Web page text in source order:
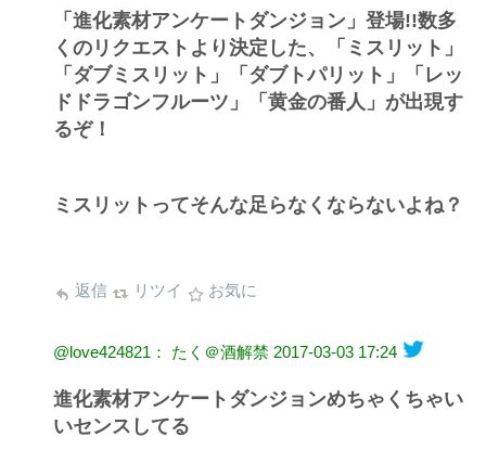
「進化素材アンケートダンジョン」登場!!数多
くのリクエストより決定した、「ミスリット」
「ダブミスリット」「ダブトパリット」「レッ
ドドラゴンフルーツ」「黄金の番人」が出現す
るぞ！
ミスリットってそんな足らなくならないよね？
返信 リツイ お気に
@love424821： たく＠酒解禁 2017-03-03 17:24
進化素材アンケートダンジョンめちゃくちゃい
いセンスしてる